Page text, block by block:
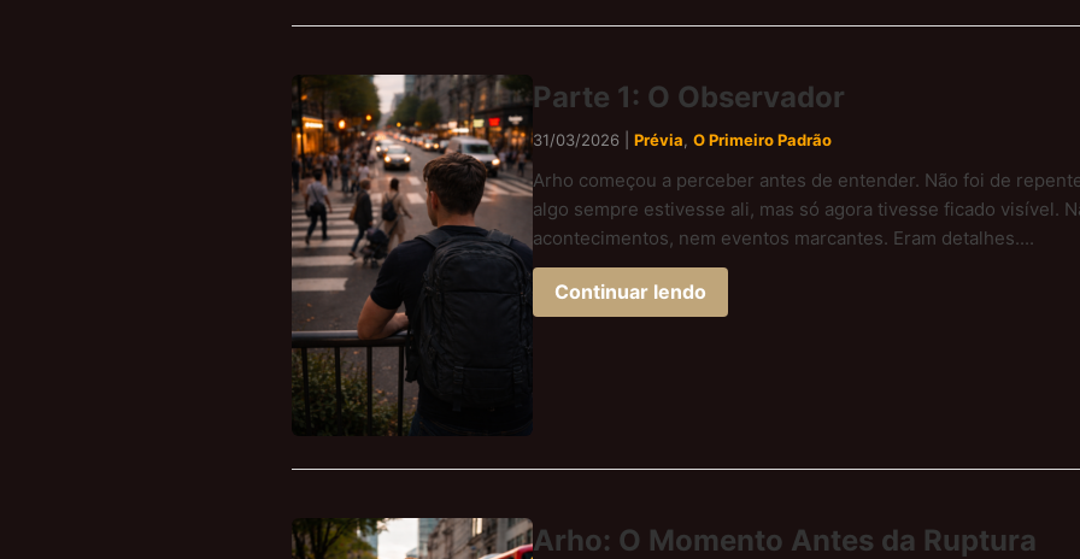
Parte 1: O Observador
31/03/2026 | Prévia O Primeiro Padrão
Arho começou a perceber antes de entender. Não foi de
algo sempre estivesse ali, mas só agora tivesse ficado visível.
acontecimentos, nem eventos marcantes. Eram detalhes....
Continuar lendo
Arho: O Momento Antes da Ruptura